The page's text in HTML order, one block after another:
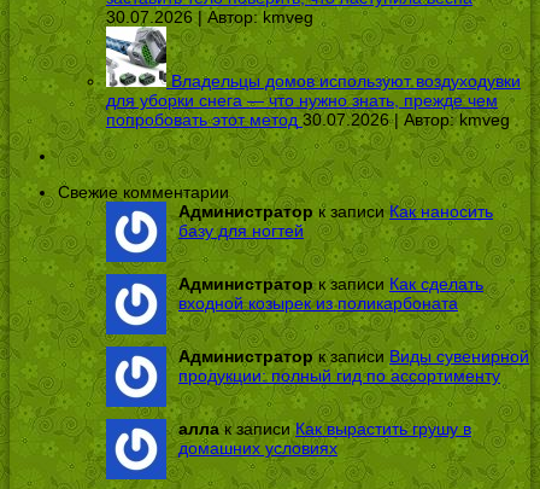
30.07.2026 | Автор:kmveg
Владельцы домов используют воздуходувки
для уборки снега — что нужно знать, прежде чем
попробовать этот метод 30.07.2026 | Автор:kmveg
Свежие комментарии
Администратор к записиКак наносить
базу для ногтей
Администраторк записи Как сделать
входной козырек из поликарбоната
Администраторк записи Виды сувенирной
продукции: полный гид по ассортименту
аллак записиКак вырастить грушу в
домашних условиях